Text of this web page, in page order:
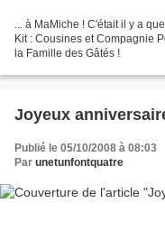
... à MaMiche ! C'était il y a
Kit : Cousines et Compagnie
la Famille des Gâtés !
Joyeux
Publié le 05/10/2008 à 08:03
Par unetunfontquatre